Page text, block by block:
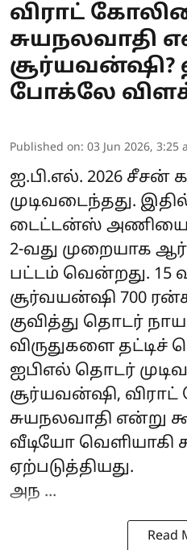
விராட்
சுயநலவாதி
சூர்யவன்ஷி?
போக்லே
Published on: 03 Jun 2026, 3:25
ஐ.பி.எல். 2026 சீசன்
முடிவடைந்தது.
டைட்டன்ஸ் அணியை
2-வது முறையாக
பட்டம் வென்றது. 15
சூர்வயன்ஷி 700
குவித்து தொடர்
விருதுகளை தட்டிச்
ஐபிஎல் தொடர்
சூர்யவன்ஷி,
சுயநலவாதி என்று
வீடியோ வெளியாகி
ஏற்படுத்தியது.
அந ...
Read